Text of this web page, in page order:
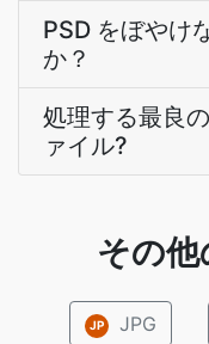
PSD をぼやけ
か？
処理する最良
ァイル?
その
JP JPG